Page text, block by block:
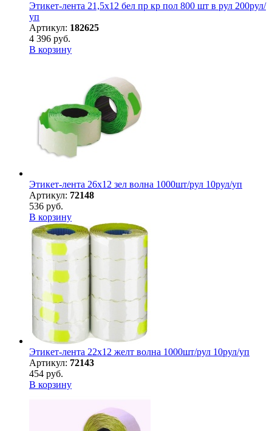
Этикет-лента 21,5х12 бел пр кр пол 800 шт в рул 200рул/
уп
Артикул: 182625
4 396 руб.
В корзину
Этикет-лента 26х12 зел волна 1000шт/рул 10рул/уп
Артикул: 72148
536 руб.
В корзину
Этикет-лента 22х12 желт волна 1000шт/рул 10рул/уп
Артикул: 72143
454 руб.
В корзину